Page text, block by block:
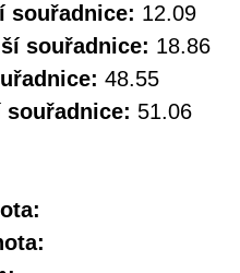
souřadnice: 12.09
souřadnice: 18.86
48.55
souřadnice: 51.06